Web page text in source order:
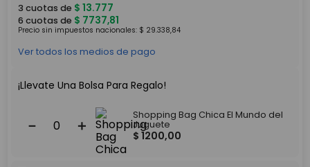
3 cuotas de $ 13.777
6 cuotas de $ 7737,81
Precio sin impuestos nacionales: $ 29.338,84
Ver todos los medios de pago
¡Llevate Una Bolsa Para Regalo!
＋
－
Shopping Bag Chica El Mundo del
Juguete
$ 1200,00